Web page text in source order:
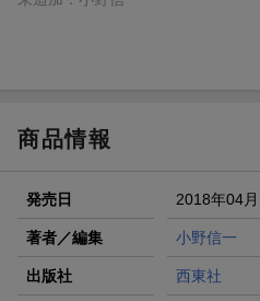
商品情報
発売日 2018年04月
著者／編集 小野信一
出版社 西東社